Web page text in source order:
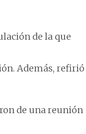
de la que
Además, refirió
de una reunión